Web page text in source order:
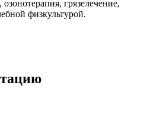
грязелечение,
физкультурой.